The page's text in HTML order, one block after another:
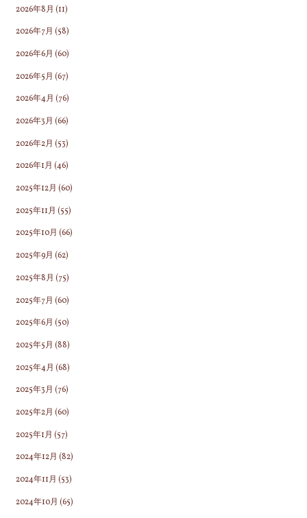
2026年8月 (11)
2026年7月 (58)
2026年6月 (60)
2026年5月 (67)
2026年4月 (76)
2026年3月 (66)
2026年2月 (53)
2026年1月 (46)
2025年12月 (60)
2025年11月 (55)
2025年10月 (66)
2025年9月 (62)
2025年8月 (75)
2025年7月 (60)
2025年6月 (50)
2025年5月 (88)
2025年4月 (68)
2025年3月 (76)
2025年2月 (60)
2025年1月 (57)
2024年12月 (82)
2024年11月 (53)
2024年10月 (65)